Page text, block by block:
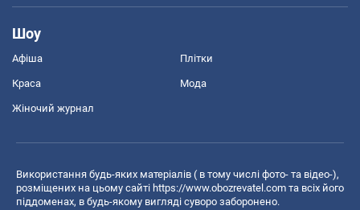
Шоу
Афіша Плітки
Краса Мода
Жіночий журнал
Використання будь-яких матеріалів ( в тому числі фото- та відео-),
розміщених на цьому сайті https://www.obozrevatel.com та всіх його
піддоменах, в будь-якому вигляді суворо заборонено.